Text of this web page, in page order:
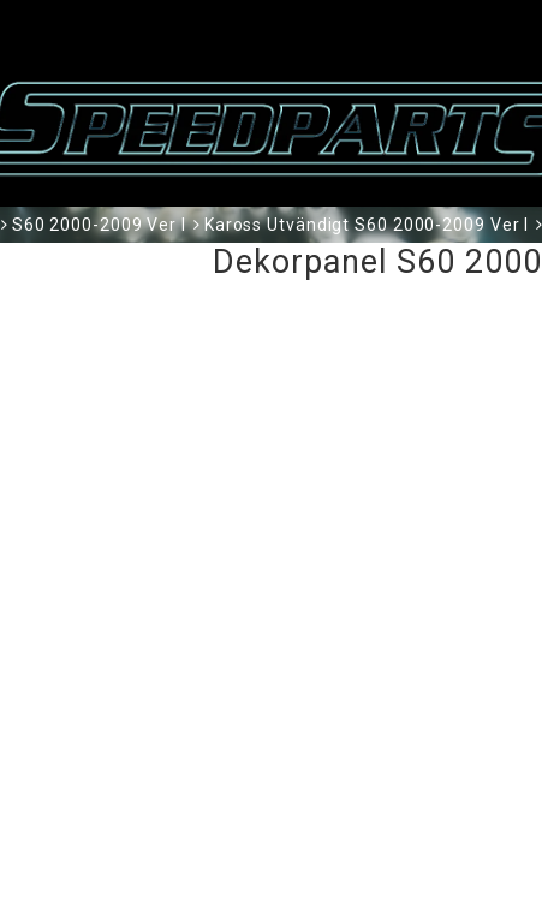
S60 2000-2009 Ver I Kaross Utvändigt S60 2000-2009 Ver I
Dekorpanel S60